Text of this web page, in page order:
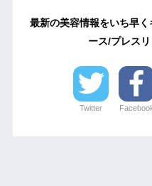
最新の美容情報をいち早
ース/プレス
Twitter